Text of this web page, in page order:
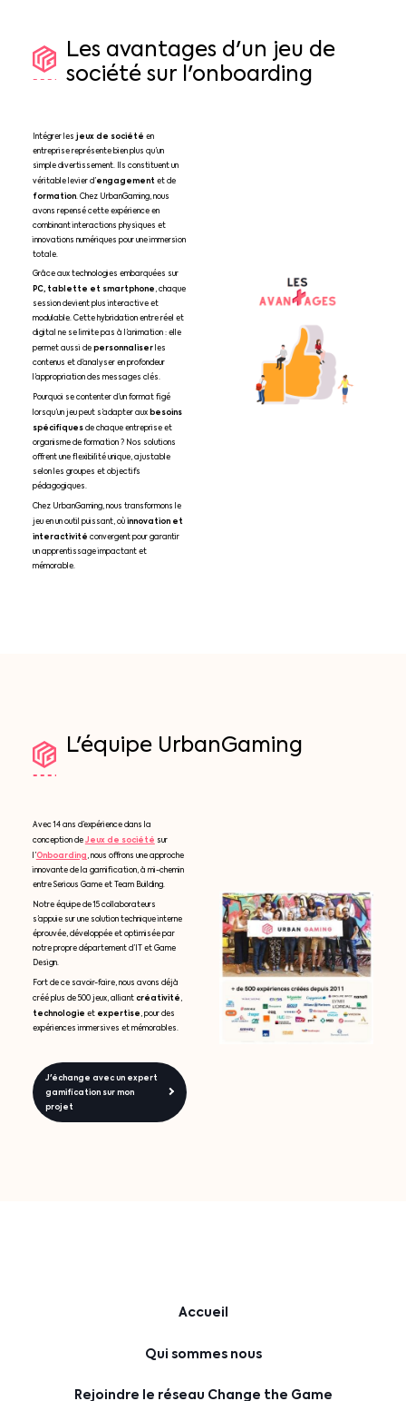
Les avantages d'un jeu de
société sur l'onboarding
Intégrer les jeux de société en
entreprise représente bien plus qu’un
simple divertissement. Ils constituent un
véritable levier d’engagementet de
formation. Chez UrbanGaming, nous
avons repensé cette expérience en
combinant interactions physiques et
innovations numériques pour une immersion
totale.
Grâce aux technologies embarquées sur
PC, tablette et smartphone, chaque
session devient plus interactive et
modulable. Cette hybridation entre réel et
digital ne se limite pas à l’animation : elle
permet aussi depersonnaliserles
contenus et d’analyser en profondeur
l’appropriation des messages clés.
Pourquoi se contenter d’un format figé
lorsqu’un jeu peut s’adapter aux besoins
spécifiquesde chaque entreprise et
organisme de formation ? Nos solutions
offrent une flexibilité unique, ajustable
selon les groupes et objectifs
pédagogiques.
Chez UrbanGaming, nous transformons le
jeu en un outil puissant, oùinnovation et
interactivité convergent pour garantir
un apprentissage impactant et
mémorable.
L'équipe UrbanGaming
Avec 14 ans d’expérience dans la
conception deJeux de société sur
l’Onboarding, nous offrons une approche
innovante de la gamification, à mi-chemin
entre Serious Game et Team Building.
Notre équipe de 15 collaborateurs
s’appuie sur une solution technique interne
éprouvée, développée et optimisée par
notre propre département d’IT et Game
Design.
Fort de ce savoir-faire, nous avons déjà
créé plus de 500 jeux, alliantcréativité,
technologie et expertise, pour des
expériences immersives et mémorables.
J'échange avec un expert
gamification sur mon
projet
Accueil
Qui sommes nous
Rejoindre le réseau Change the Game